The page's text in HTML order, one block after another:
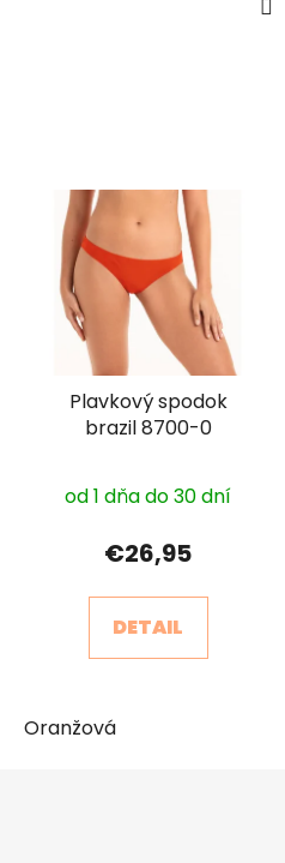
Plavkový spodok
brazil 8700-0
od 1 dňa do 30 dní
€26,95
DETAIL
Oranžová